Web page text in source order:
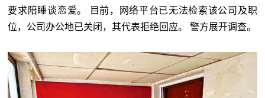
要求陪睡谈恋爱。 目前，网络平台已无法检索该公司及职
位，公司办公地已关闭，其代表拒绝回应。 警方展开调查。